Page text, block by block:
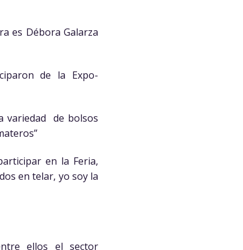
es Débora Galarza
de la Expo-
variedad de bolsos
en la Feria,
en telar, yo soy la
ellos el sector